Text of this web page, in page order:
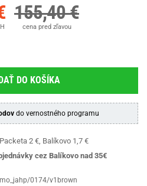
155,40 €
cena pred zľavou
DO KOŠÍKA
do vernostného programu
2 €, Balíkovo 1,7 €
cez Balíkovo nad 35€
mo_jahp/0174/v1brown